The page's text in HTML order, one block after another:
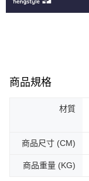
商品規格
材質
商品尺寸 (CM)
商品重量 (KG)